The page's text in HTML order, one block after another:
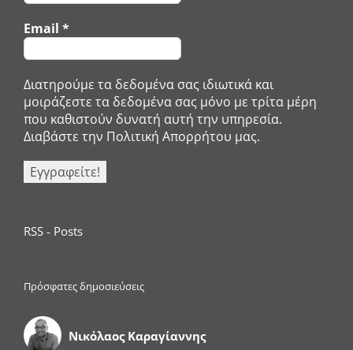
Email *
Διατηρούμε τα δεδομένα σας ιδιωτικά και
μοιράζεστε τα δεδομένα σας μόνο με τρίτα μέρη
που καθιστούν δυνατή αυτή την υπηρεσία.
Διαβάστε την Πολιτική Απορρήτου μας.
RSS - Posts
Πρόσφατες δημοσιεύσεις
Νικόλαος Καραγίαννης